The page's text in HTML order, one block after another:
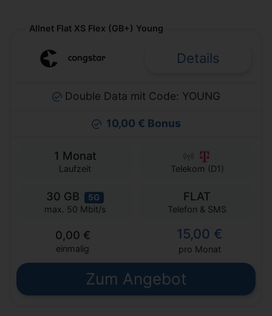
Allnet Flat XS Flex (GB+) Young
Details
Double Data mit Code: YOUNG
10,00 € Bonus
1 Monat
Laufzeit Telekom (D1)
30 GB 5G
max. 50 Mbit/s
FLAT
Telefon & SMS
0,00 €
einmalig
15,00 €
pro Monat
Zum Angebot